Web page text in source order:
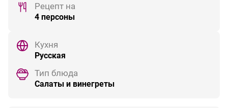
Рецепт на
4 персоны
Кухня
Русская
Тип блюда
Салаты и винегреты